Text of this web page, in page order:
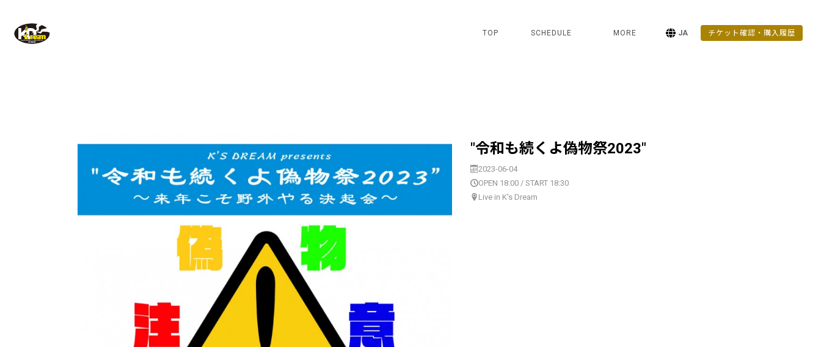
TOP SCHEDULE MORE JA チケット確認・購入履歴
"令和も続くよ偽物祭2023"
2023-06-04
OPEN 18:00 / START 18:30
Live in K's Dream